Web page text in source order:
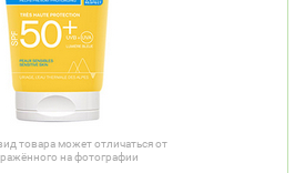
товара может отличаться от
на фотографии